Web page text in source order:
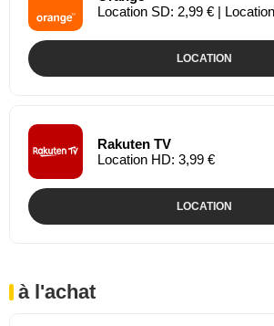
Location SD: 2,99 € |
LOCATION
Rakuten TV
Location HD: 3,99 €
LOCATION
à l'achat